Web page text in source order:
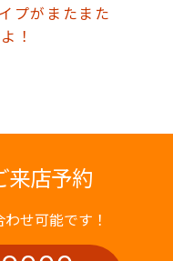
プがまたまた
！
来店予約
せ可能です！